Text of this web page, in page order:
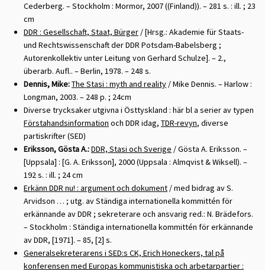
Cederberg. – Stockholm : Mormor, 2007 ((Finland)). – 281 s. : ill. ; 23
cm
DDR : Gesellschaft, Staat, Bürger / [Hrsg.: Akademie für Staats-
und Rechtswissenschaft der DDR Potsdam-Babelsberg ;
Autorenkollektiv unter Leitung von Gerhard Schulze]. – 2.,
überarb. Aufl.. – Berlin, 1978. – 248 s.
Dennis, Mike:The Stasi : myth and reality / Mike Dennis. – Harlow :
Longman, 2003. – 248 p. ; 24cm
Diverse trycksaker utgivna i Östtyskland : här bl a serier av typen
Förstahandsinformation och DDR idag, TDR-revyn, diverse
partiskrifter (SED)
Eriksson, Gösta A.:DDR, Stasi och Sverige / Gösta A. Eriksson. –
[Uppsala] : [G. A. Eriksson], 2000 (Uppsala : Almqvist & Wiksell). –
192 s. : ill. ; 24 cm
Erkänn DDR nu! : argument och dokument / med bidrag av S.
Arvidson … ; utg. av Ständiga internationella kommittén för
erkännande av DDR ; sekreterare och ansvarig red.: N. Brädefors.
– Stockholm : Ständiga internationella kommittén för erkännande
av DDR, [1971]. – 85, [2] s.
Generalsekreterarens i SED:s CK, Erich Honeckers, tal på
konferensen med Europas kommunistiska och arbetarpartier :